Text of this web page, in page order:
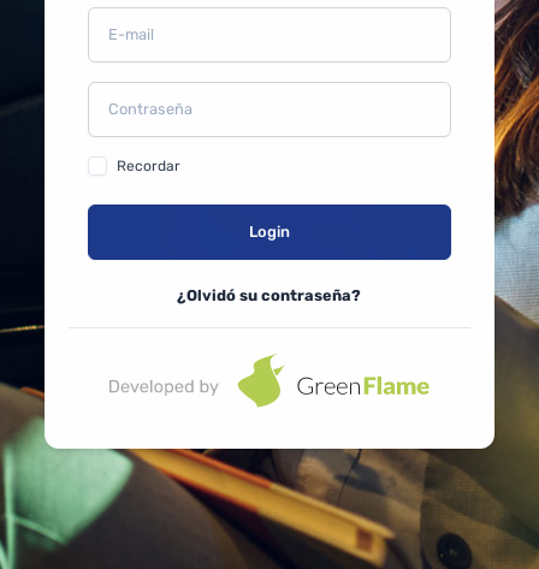
Recordar
Login
¿Olvidó su contraseña?